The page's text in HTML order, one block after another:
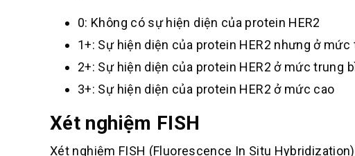
0: Không có sự hiện diện của protein HER2
1+: Sự hiện diện của protein HER2 nhưng ở mức
2+: Sự hiện diện của protein HER2 ở mức trung
3+: Sự hiện diện của protein HER2 ở mức cao
Xét nghiệm FISH
Xét nghiệm FISH (Fluorescence In Situ